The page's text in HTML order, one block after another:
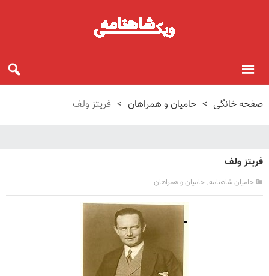
صفحه خانگی > حامیان و همراهان > فریتز ولف
فریتز ولف
حامیان شاهنامه, حامیان و همراهان